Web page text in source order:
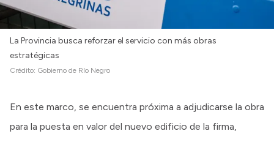
La Provincia busca reforzar el servicio con más obras
estratégicas
Crédito: Gobierno de Río Negro
En este marco, se encuentra próxima a adjudicarse la obra
para la puesta en valor del nuevo edificio de la firma,